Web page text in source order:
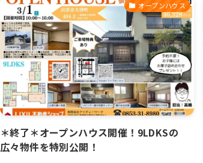
オープンハウス
＊終了＊オープンハウス開催！9LDKSの
広々物件を特別公開！